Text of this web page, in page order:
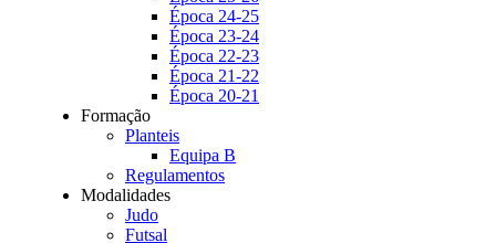
Época 24-25
Época 23-24
Época 22-23
Época 21-22
Época 20-21
Formação
Planteis
Equipa B
Regulamentos
Modalidades
Judo
Futsal